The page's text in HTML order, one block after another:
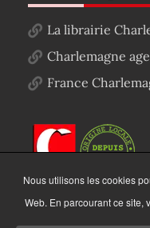
La librairie
Charlemagne
France
Nous utilisons les cookies
Web. En parcourant ce site,